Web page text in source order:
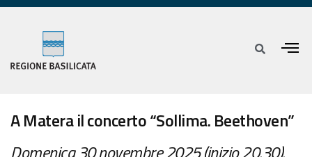
A Matera il concerto “Sollima. Beethoven”